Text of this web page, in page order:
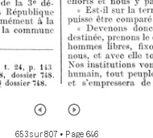
653 sur 807 • Page 646